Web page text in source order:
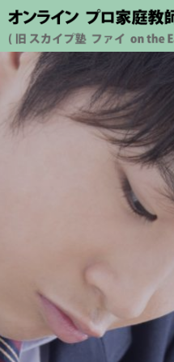
プロ
オンライン プロ家
料
メソ
合
受